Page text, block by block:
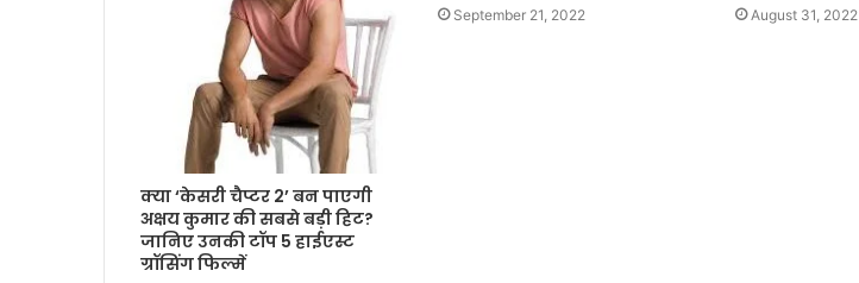
क्या ‘केसरी चैप्टर 2’ बन पाएगी
अक्षय कुमार की सबसे बड़ी हिट?
जानिए उनकी टॉप 5 हाईएस्ट
ग्रॉसिंग फिल्में
September 21, 2022 August 31, 2022